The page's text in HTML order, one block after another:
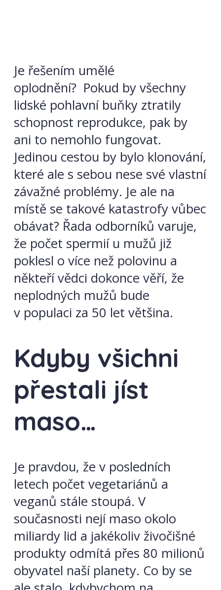
Je řešením umělé
oplodnění? Pokud by všechny
lidské pohlavní buňky ztratily
schopnost reprodukce, pak by
ani to nemohlo fungovat.
Jedinou cestou by bylo klonování,
které ale s sebou nese své vlastní
závažné problémy. Je ale na
místě se takové katastrofy vůbec
obávat? Řada odborníků varuje,
že počet spermií u mužů již
poklesl o více než polovinu a
někteří vědci dokonce věří, že
neplodných mužů bude
v populaci za 50 let většina.
Kdyby všichni
přestali jíst
maso…
Je pravdou, že v posledních
letech počet vegetariánů a
veganů stále stoupá. V
současnosti nejí maso okolo
miliardy lid a jakékoliv živočišné
produkty odmítá přes 80 milionů
obyvatel naší planety. Co by se